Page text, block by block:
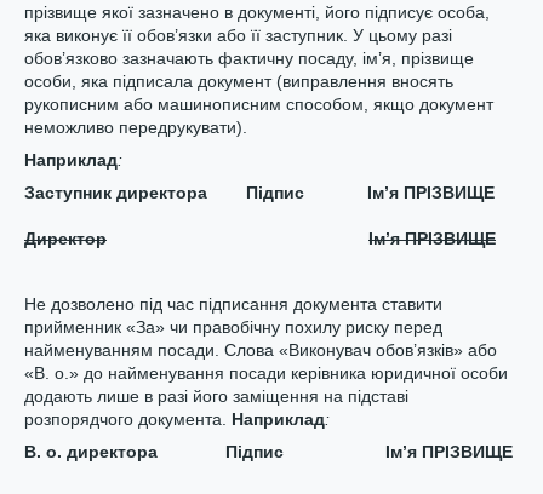
прізвище якої зазначено в документі, його підписує особа,
яка виконує її обов’язки або її заступник. У цьому разі
обов’язково зазначають фактичну посаду, ім’я, прізвище
особи, яка підписала документ (виправлення вносять
рукописним або машинописним способом, якщо документ
неможливо передрукувати).
Наприклад:
Заступник директора Підпис Ім’я ПРІЗВИЩЕ
Директор Ім’я ПРІЗВИЩЕ
Не дозволено під час підписання документа ставити
прийменник «За» чи правобічну похилу риску перед
найменуванням посади. Слова «Виконувач обов’язків» або
«В. о.» до найменування посади керівника юридичної особи
додають лише в разі його заміщення на підставі
розпорядчого документа. Наприклад:
В. о. директора Підпис Ім’я ПРІЗВИЩЕ